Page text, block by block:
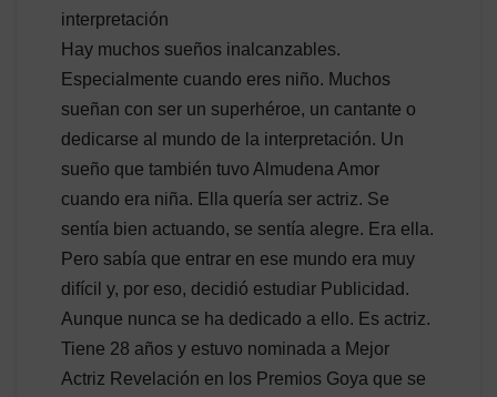
interpretación
Hay muchos sueños inalcanzables.
Especialmente cuando eres niño. Muchos
sueñan con ser un superhéroe, un cantante o
dedicarse al mundo de la interpretación. Un
sueño que también tuvo Almudena Amor
cuando era niña. Ella quería ser actriz. Se
sentía bien actuando, se sentía alegre. Era ella.
Pero sabía que entrar en ese mundo era muy
difícil y, por eso, decidió estudiar Publicidad.
Aunque nunca se ha dedicado a ello. Es actriz.
Tiene 28 años y estuvo nominada a Mejor
Actriz Revelación en los Premios Goya que se